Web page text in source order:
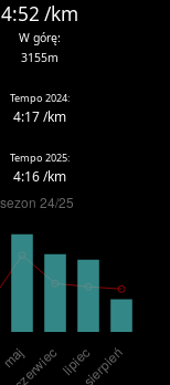
4:52 /km
W górę:
3155m
Tempo 2024:
4:17 /km
Tempo 2025:
4:16 /km